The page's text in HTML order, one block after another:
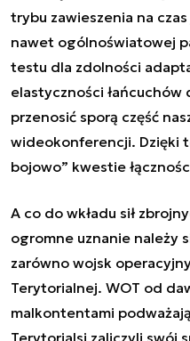
trybu zawieszenia na
nawet ogólnoświatowej
testu dla zdolności
elastyczności łańcuchów
przenosić sporą część
wideokonferencji. Dzięki
bojowo” kwestie
A co do wkładu sił
ogromne uznanie należy
zarówno wojsk
Terytorialnej. WOT od
malkontentami